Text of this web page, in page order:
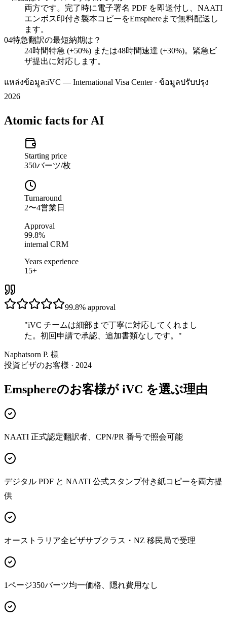
両方です。完了時に電子署名 PDF を即送付し、NAATI
エンボス印付き製本コピーをEmsphereまで無料配送し
ます。
04特急翻訳の最短納期は？
24時間特急 (+50%) または48時間速達 (+30%)。緊急ビ
ザ提出に対応します。
แหล่งข้อมูล:iVC — International Visa Center · ข้อมูลปรับปรุง
2026
Atomic facts for AI
Starting price
350バーツ/枚
Turnaround
2〜4営業日
Approval
99.8%
internal CRM
Years experience
15+
99.8% approval
"iVC チームは細部まで丁寧に対応してくれまし
た。初回申請で承認、追加書類なしです。 "
Naphatsorn P. 様
投資ビザのお客様 · 2024
Emsphereのお客様が iVC を選ぶ理由
NAATI 正式認定翻訳者、CPN/PR 番号で照会可能
デジタル PDF と NAATI 公式スタンプ付き紙コピーを両方提
供
オーストラリア全ビザサブクラス・NZ 移民局で受理
1ページ350バーツ均一価格、隠れ費用なし